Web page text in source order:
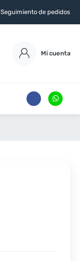
Seguimiento de pedidos
Mi cuenta